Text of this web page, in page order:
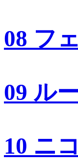
08 フ
09 ル
10 ニ